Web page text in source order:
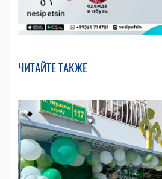
ЧИТАЙТЕ ТАКЖЕ